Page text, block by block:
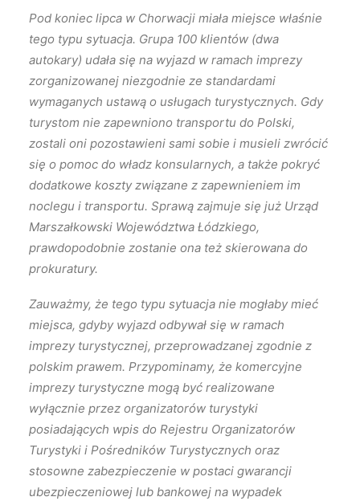
Pod koniec lipca w Chorwacji miała miejsce właśnie
tego typu sytuacja. Grupa 100 klientów (dwa
autokary) udała się na wyjazd w ramach imprezy
zorganizowanej niezgodnie ze standardami
wymaganych ustawą o usługach turystycznych. Gdy
turystom nie zapewniono transportu do Polski,
zostali oni pozostawieni sami sobie i musieli zwrócić
się o pomoc do władz konsularnych, a także pokryć
dodatkowe koszty związane z zapewnieniem im
noclegu i transportu. Sprawą zajmuje się już Urząd
Marszałkowski Województwa Łódzkiego,
prawdopodobnie zostanie ona też skierowana do
prokuratury.
Zauważmy, że tego typu sytuacja nie mogłaby mieć
miejsca, gdyby wyjazd odbywał się w ramach
imprezy turystycznej, przeprowadzanej zgodnie z
polskim prawem. Przypominamy, że komercyjne
imprezy turystyczne mogą być realizowane
wyłącznie przez organizatorów turystyki
posiadających wpis do Rejestru Organizatorów
Turystyki i Pośredników Turystycznych oraz
stosowne zabezpieczenie w postaci gwarancji
ubezpieczeniowej lub bankowej na wypadek